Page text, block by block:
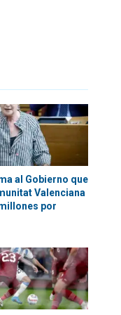
al Gobierno que
Valenciana
por